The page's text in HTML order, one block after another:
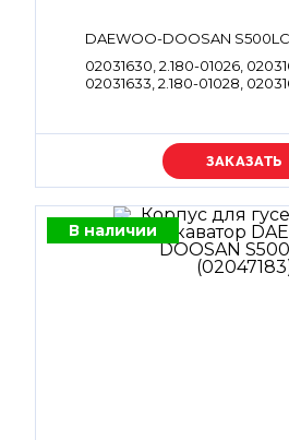
DAEWOO-DOOSAN
02031630, 2.180-01026,
02031633, 2.180-01028,
Уточняйте
В наличии